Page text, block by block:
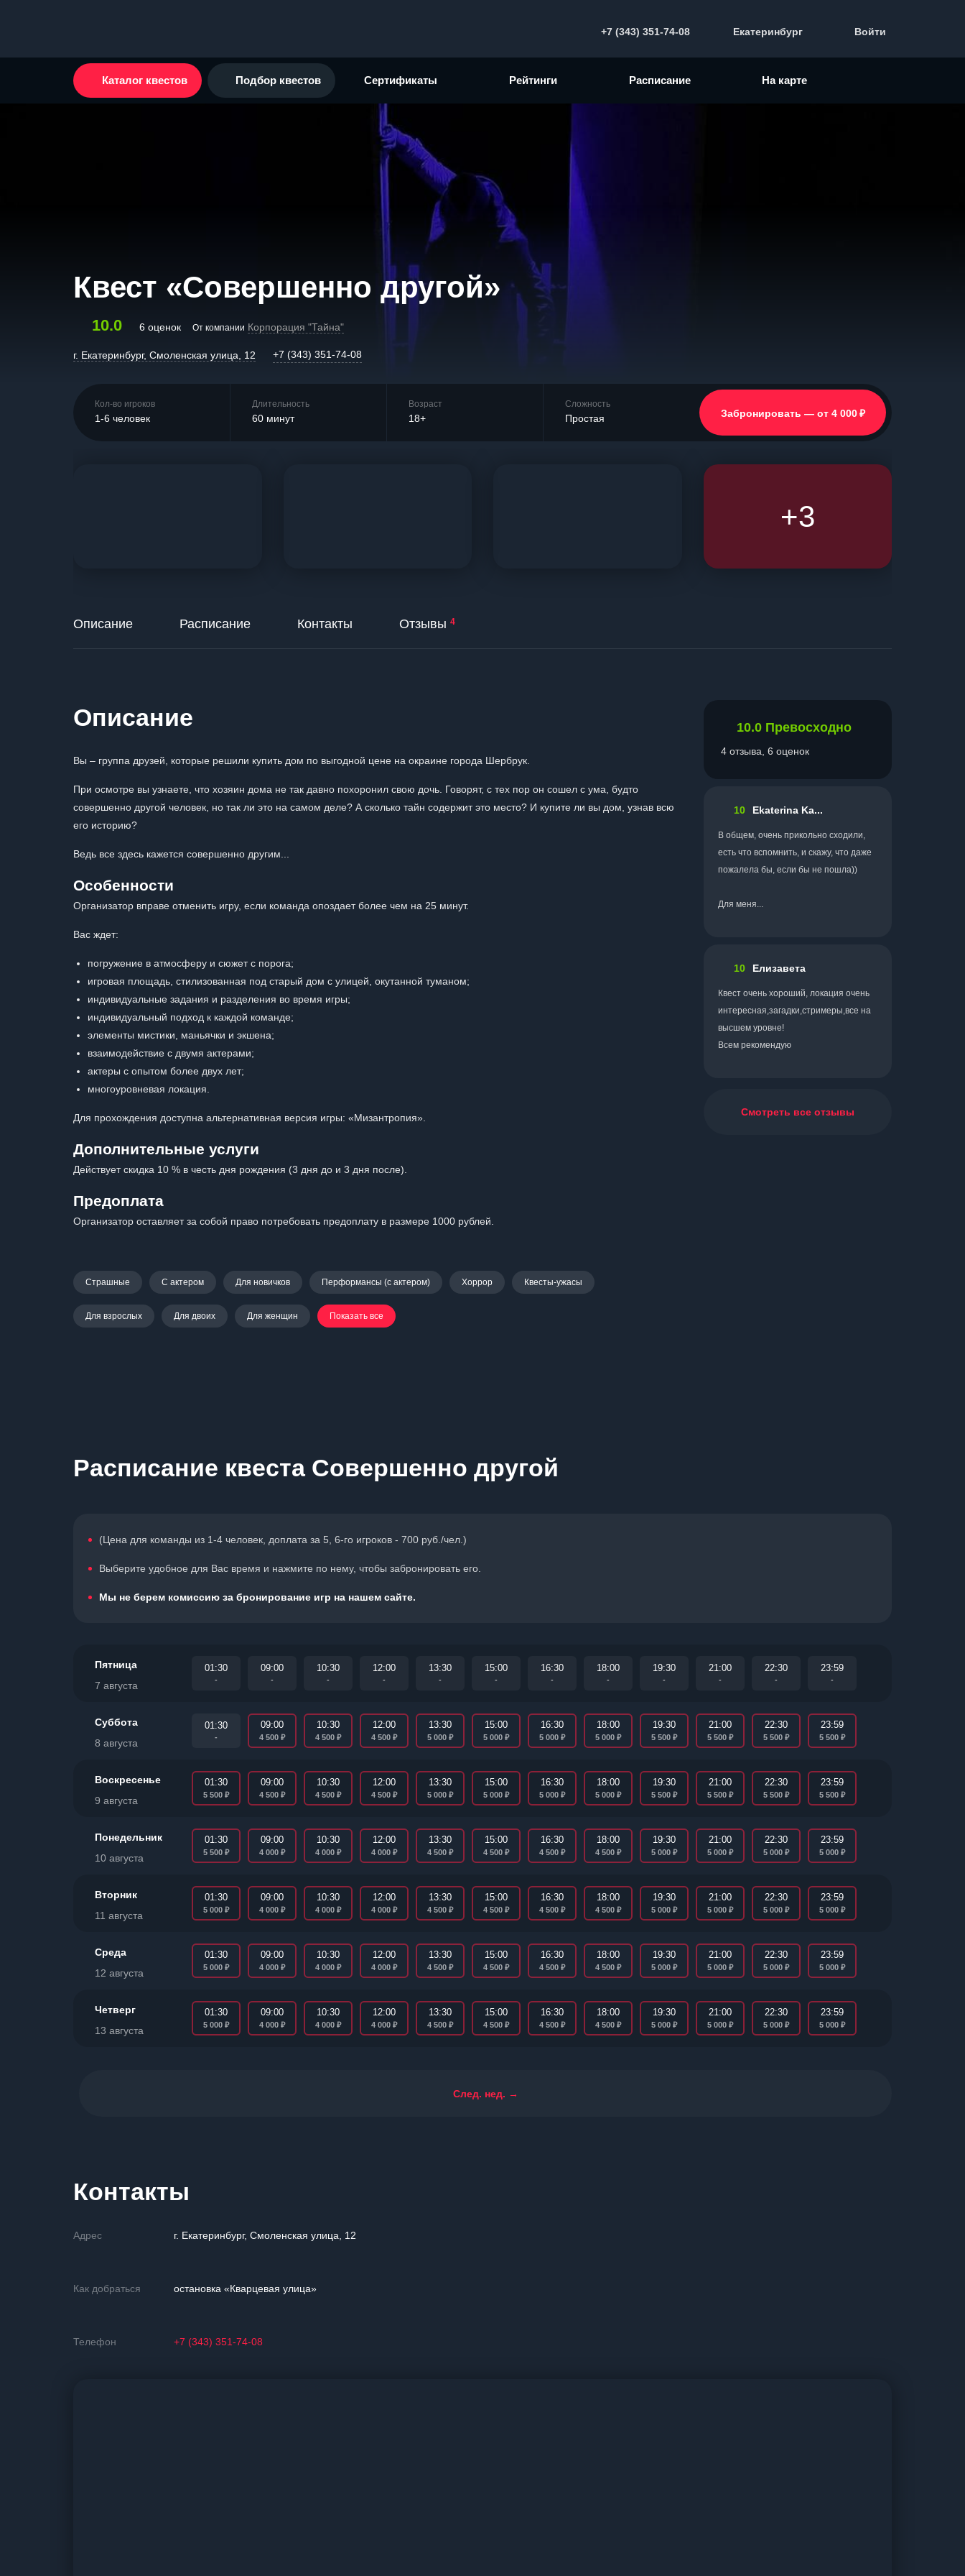
+7 (343) 351-74-08 Екатеринбург Войти
Каталог квестов Подбор квестов Сертификаты Рейтинги Расписание На карте
Квест «Совершенно другой»
10.0 6 оценок От компании Корпорация "Тайна"
г. Екатеринбург, Смоленская улица, 12 +7 (343) 351-74-08
Кол-во игроков
1-6 человек
Длительность
60 минут
Возраст
18+
Сложность
Простая Забронировать — от 4 000 ₽
+3
Описание Расписание Контакты Отзывы 4
Описание
Вы – группа друзей, которые решили купить дом по выгодной цене на окраине города Шербрук.
При осмотре вы узнаете, что хозяин дома не так давно похоронил свою дочь. Говорят, с тех пор он сошел с ума, будто
совершенно другой человек, но так ли это на самом деле? А сколько тайн содержит это место? И купите ли вы дом, узнав всю
его историю?
Ведь все здесь кажется совершенно другим...
Особенности
Организатор вправе отменить игру, если команда опоздает более чем на 25 минут.
Вас ждет:
погружение в атмосферу и сюжет с порога;
игровая площадь, стилизованная под старый дом с улицей, окутанной туманом;
индивидуальные задания и разделения во время игры;
индивидуальный подход к каждой команде;
элементы мистики, маньячки и экшена;
взаимодействие с двумя актерами;
актеры с опытом более двух лет;
многоуровневая локация.
Для прохождения доступна альтернативная версия игры: «Мизантропия».
Дополнительные услуги
Действует скидка 10 % в честь дня рождения (3 дня до и 3 дня после).
Предоплата
Организатор оставляет за собой право потребовать предоплату в размере 1000 рублей.
Страшные С актером Для новичков Перформансы (с актером) Хоррор Квесты-ужасы
Для взрослых Для двоих Для женщин Показать все
10.0 Превосходно
4 отзыва, 6 оценок
10 Ekaterina Ka...
В общем, очень прикольно сходили,
есть что вспомнить, и скажу, что даже
пожалела бы, если бы не пошла))
Для меня...
10 Елизавета
Квест очень хороший, локация очень
интересная,загадки,стримеры,все на
высшем уровне!
Всем рекомендую
Смотреть все отзывы
Расписание квеста Совершенно другой
(Цена для команды из 1-4 человек, доплата за 5, 6-го игроков - 700 руб./чел.)
Выберите удобное для Вас время и нажмите по нему, чтобы забронировать его.
Мы не берем комиссию за бронирование игр на нашем сайте.
Пятница
7 августа
01:30
-
09:00
-
10:30
-
12:00
-
13:30
-
15:00
-
16:30
-
18:00
-
19:30
-
21:00
-
22:30
-
23:59
-
Суббота
8 августа
01:30
-
09:00
4 500 ₽
10:30
4 500 ₽
12:00
4 500 ₽
13:30
5 000 ₽
15:00
5 000 ₽
16:30
5 000 ₽
18:00
5 000 ₽
19:30
5 500 ₽
21:00
5 500 ₽
22:30
5 500 ₽
23:59
5 500 ₽
Воскресенье
9 августа
01:30
5 500 ₽
09:00
4 500 ₽
10:30
4 500 ₽
12:00
4 500 ₽
13:30
5 000 ₽
15:00
5 000 ₽
16:30
5 000 ₽
18:00
5 000 ₽
19:30
5 500 ₽
21:00
5 500 ₽
22:30
5 500 ₽
23:59
5 500 ₽
Понедельник
10 августа
01:30
5 500 ₽
09:00
4 000 ₽
10:30
4 000 ₽
12:00
4 000 ₽
13:30
4 500 ₽
15:00
4 500 ₽
16:30
4 500 ₽
18:00
4 500 ₽
19:30
5 000 ₽
21:00
5 000 ₽
22:30
5 000 ₽
23:59
5 000 ₽
Вторник
11 августа
01:30
5 000 ₽
09:00
4 000 ₽
10:30
4 000 ₽
12:00
4 000 ₽
13:30
4 500 ₽
15:00
4 500 ₽
16:30
4 500 ₽
18:00
4 500 ₽
19:30
5 000 ₽
21:00
5 000 ₽
22:30
5 000 ₽
23:59
5 000 ₽
Среда
12 августа
01:30
5 000 ₽
09:00
4 000 ₽
10:30
4 000 ₽
12:00
4 000 ₽
13:30
4 500 ₽
15:00
4 500 ₽
16:30
4 500 ₽
18:00
4 500 ₽
19:30
5 000 ₽
21:00
5 000 ₽
22:30
5 000 ₽
23:59
5 000 ₽
Четверг
13 августа
01:30
5 000 ₽
09:00
4 000 ₽
10:30
4 000 ₽
12:00
4 000 ₽
13:30
4 500 ₽
15:00
4 500 ₽
16:30
4 500 ₽
18:00
4 500 ₽
19:30
5 000 ₽
21:00
5 000 ₽
22:30
5 000 ₽
23:59
5 000 ₽
След. нед. →
Контакты
Адрес г. Екатеринбург, Смоленская улица, 12
Как добраться остановка «Кварцевая улица»
Телефон +7 (343) 351-74-08